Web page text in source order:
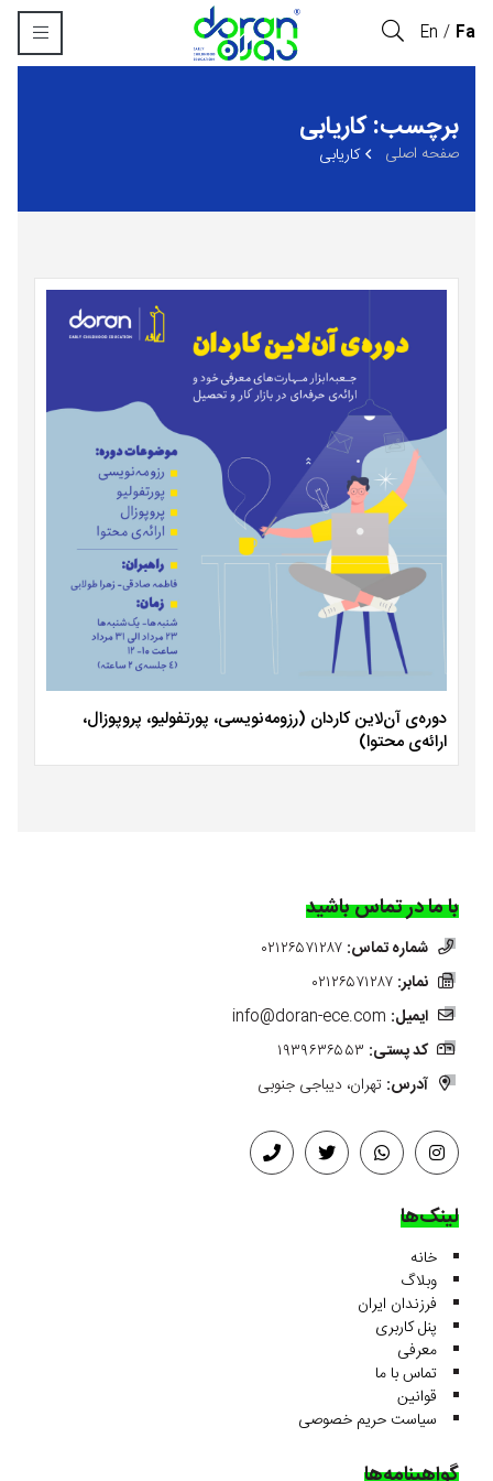
Fa
En
برچسب: کاریابی
صفحه اصلی کاریابی
دوره‌ی آن‌لاین کاردان (رزومه‌نویسی، پورتفولیو، پروپوزال،
ارائه‌ی محتوا)
با ما در تماس باشید
شماره تماس: ۰۲۱۲۶۵۷۱۲۸۷
نمابر: ۰۲۱۲۶۵۷۱۲۸۷
ایمیل: info@doran-ece.com
کد پستی: ۱۹۳۹۶۳۶۵۵۳
آدرس: تهران، دیباجی جنوبی
لینک‌ها
خانه
وبلاگ
فرزندان ایران
پنل کاربری
معرفی
تماس با ما
قوانین
سیاست حریم خصوصی